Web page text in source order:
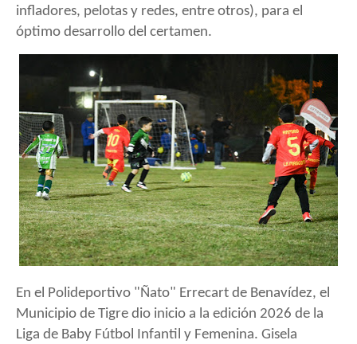
infladores, pelotas y redes, entre otros), para el
óptimo desarrollo del certamen.
En el Polideportivo "Ñato" Errecart de Benavídez, el
Municipio de Tigre dio inicio a la edición 2026 de la
Liga de Baby Fútbol Infantil y Femenina. Gisela